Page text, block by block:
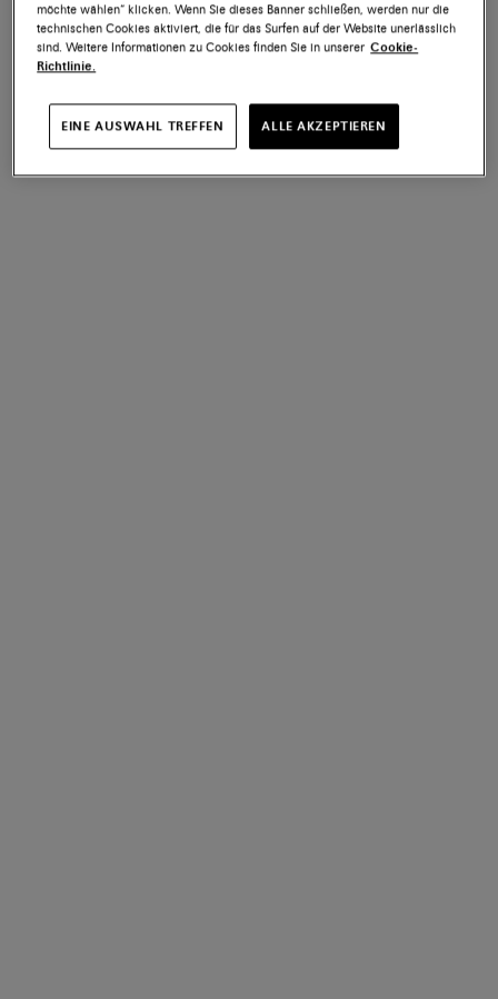
möchte wählen“ klicken. Wenn Sie dieses Banner schließen, werden nur die
technischen Cookies aktiviert, die für das Surfen auf der Website unerlässlich
sind. Weitere Informationen zu Cookies finden Sie in unserer Cookie-
Richtlinie.
EINE AUSWAHL TREFFEN ALLE AKZEPTIEREN